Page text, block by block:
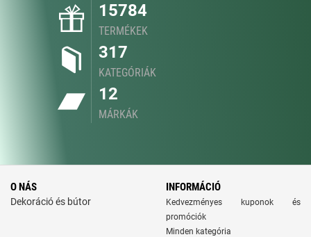
15784
TERMÉKEK
317
KATEGÓRIÁK
12
MÁRKÁK
O NÁS
Dekoráció és bútor
INFORMÁCIÓ
Kedvezményes kuponok és
promóciók
Minden kategória